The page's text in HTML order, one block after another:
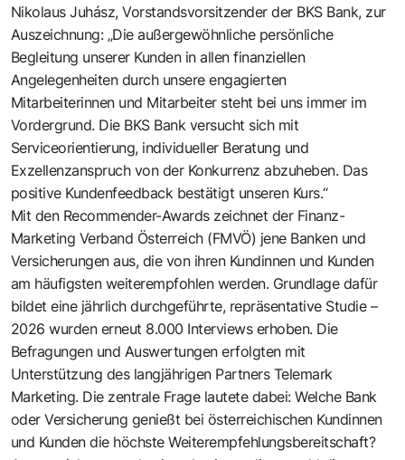
Nikolaus Juhász, Vorstandsvorsitzender der BKS Bank, zur
Auszeichnung: „Die außergewöhnliche persönliche
Begleitung unserer Kunden in allen finanziellen
Angelegenheiten durch unsere engagierten
Mitarbeiterinnen und Mitarbeiter steht bei uns immer im
Vordergrund. Die BKS Bank versucht sich mit
Serviceorientierung, individueller Beratung und
Exzellenzanspruch von der Konkurrenz abzuheben. Das
positive Kundenfeedback bestätigt unseren Kurs.“
Mit den Recommender-Awards zeichnet der Finanz-
Marketing Verband Österreich (FMVÖ) jene Banken und
Versicherungen aus, die von ihren Kundinnen und Kunden
am häufigsten weiterempfohlen werden. Grundlage dafür
bildet eine jährlich durchgeführte, repräsentative Studie –
2026 wurden erneut 8.000 Interviews erhoben. Die
Befragungen und Auswertungen erfolgten mit
Unterstützung des langjährigen Partners Telemark
Marketing. Die zentrale Frage lautete dabei: Welche Bank
oder Versicherung genießt bei österreichischen Kundinnen
und Kunden die höchste Weiterempfehlungsbereitschaft?